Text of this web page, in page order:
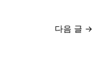
다음 글 →